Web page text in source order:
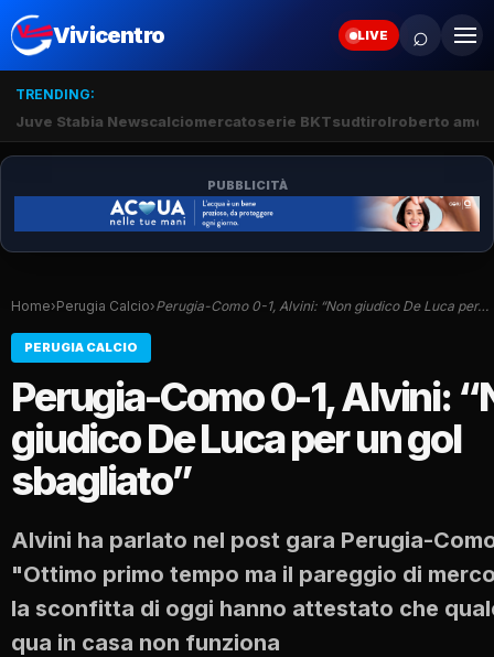
Vivicentro LIVE ⌕
TRENDING:
Juve Stabia Newscalciomercatoserie BKTsudtirolroberto
PUBBLICITÀ
Home›Perugia Calcio›Perugia-Como 0-1, Alvini: “Non giudico De Luca per…
PERUGIA CALCIO
Perugia-Como 0-1, Alvini:
giudico De Luca per un gol
sbagliato”
Alvini ha parlato nel post gara Perugia-
"Ottimo primo tempo ma il pareggio di
la sconfitta di oggi hanno attestato che
qua in casa non funziona